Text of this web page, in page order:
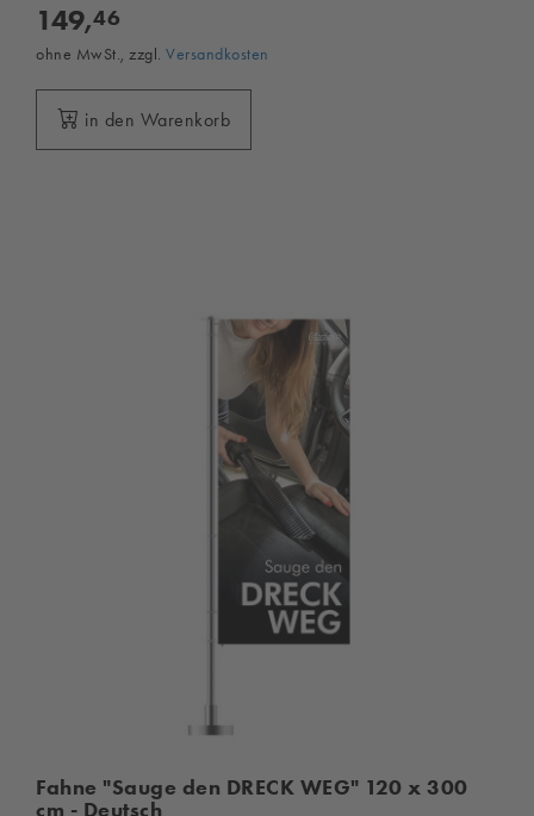
149,46
ohne MwSt., zzgl. Versandkosten
in den Warenkorb
Fahne "Sauge den DRECK WEG" 120 x 300
cm - Deutsch